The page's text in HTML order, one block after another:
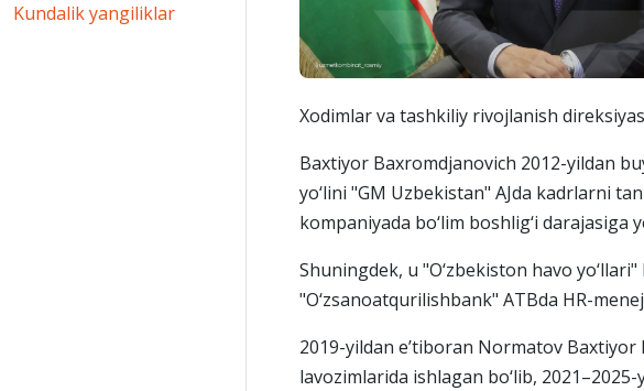
Kundalik yangiliklar
Xodimlar va tashkiliy rivojlanish
Baxtiyor Baxromdjanovich 2012-yildan
yo‘lini "GM Uzbekistan" AJda kadrlarni
kompaniyada bo‘lim boshlig‘i darajasiga
Shuningdek, u "O‘zbekiston havo
"O‘zsanoatqurilishbank" ATBda HR-
2019-yildan e’tiboran Normatov
lavozimlarida ishlagan bo‘lib,